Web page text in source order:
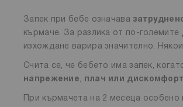
Запек при бебе означава
кърмаче. За разлика от по-
изхождане варира значително.
Счита се, че бебето има запек,
напрежение, плач или дискомфорт
При кърмачета на 2 месеца